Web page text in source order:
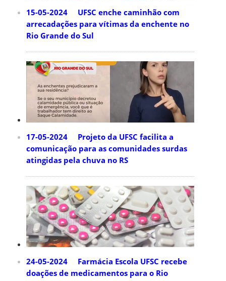
15-05-2024 UFSC enche caminhão com
arrecadações para vítimas da enchente no
Rio Grande do Sul
17-05-2024 Projeto da UFSC facilita a
comunicação para as comunidades surdas
atingidas pela chuva no RS
24-05-2024 Farmácia Escola UFSC recebe
doações de medicamentos para o Rio